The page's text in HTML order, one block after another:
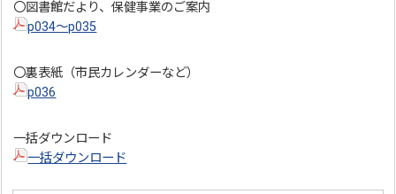
〇図書館だより、保健事業のご案内
p034～p035
〇裏表紙（市民カレンダーなど）
p036
一括ダウンロード
一括ダウンロード